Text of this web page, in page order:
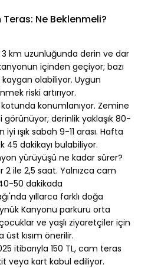
Ne Beklenmeli?
3 km uzunluğunda derin ve dar
içinden geçiyor; bazı
olabiliyor. Uygun
riski artırıyor.
konumlanıyor. Zemine
görünüyor; derinlik yaklaşık 80-
ışık sabah 9-11 arası. Hafta
45 dakikayı bulabiliyor.
yürüyüşü ne kadar sürer?
2 ile 2,5 saat. Yalnızca cam
50 dakikada
yıllarca farklı doğa
Kanyonu parkuru orta
ve yaşlı ziyaretçiler için
kısım önerilir.
itibarıyla 150 TL, cam teras
veya kart kabul ediliyor.